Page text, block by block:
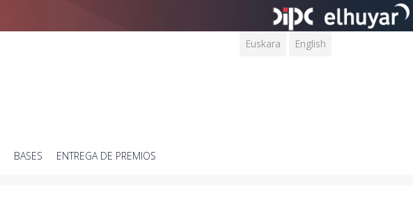
Euskara English
BASES ENTREGA DE PREMIOS